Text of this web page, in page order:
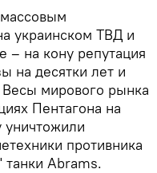
украинском ТВД и
– на кону репутация
на десятки лет и
мирового рынка
Пентагона на
противника
Abrams.